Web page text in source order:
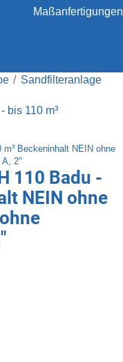
Maßanfertigungen
Sandfilteranlage
bis 110 m³
110 Badu -
NEIN ohne